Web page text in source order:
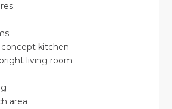
concept kitchen
living room
area